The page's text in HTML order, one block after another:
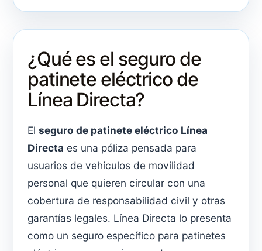
¿Qué es el seguro de
patinete eléctrico de
Línea Directa?
El seguro de patinete eléctrico Línea
Directa es una póliza pensada para
usuarios de vehículos de movilidad
personal que quieren circular con una
cobertura de responsabilidad civil y otras
garantías legales. Línea Directa lo presenta
como un seguro específico para patinetes